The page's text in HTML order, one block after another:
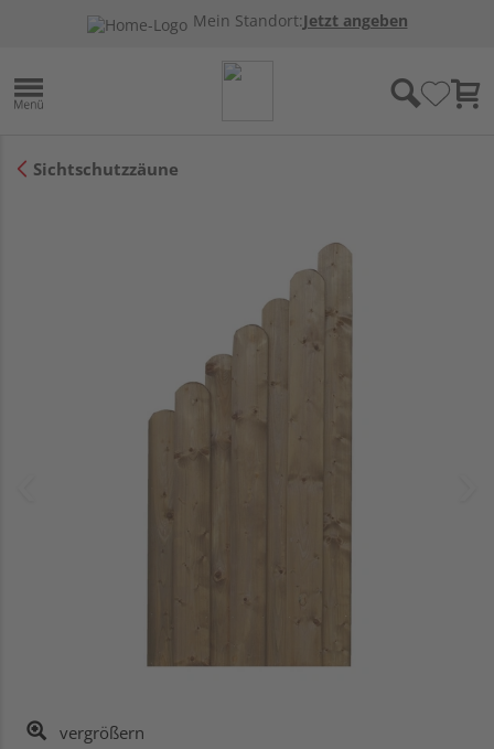
Mein Standort:Jetzt angeben
Sichtschutzzäune
vergrößern